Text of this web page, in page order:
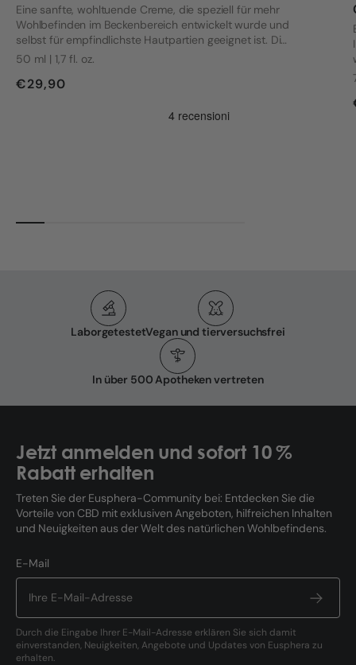
Eine sanfte, wohltuende Creme, die speziell für mehr
Wohlbefinden im Beckenbereich entwickelt wurde und
selbst für empfindlichste Hautpartien geeignet ist. Die
Formel wurde mit Blick auf die Bedürfnisse von Frauen
entwickelt.
50 ml | 1,7 fl. oz.
€29,90
LaborgetestetVegan und tierversuchsfrei
In über 500 Apotheken vertreten
Jetzt anmelden und sofort 10 %
Rabatt erhalten
Treten Sie der Eusphera-Community bei: Entdecken Sie die
Vorteile von CBD mit exklusiven Angeboten, hilfreichen Inhalten
und Neuigkeiten aus der Welt des natürlichen Wohlbefindens.
E-Mail
Durch die Eingabe Ihrer E-Mail-Adresse erklären Sie sich damit
einverstanden, Neuigkeiten, Angebote und Updates von Eusphera zu
erhalten.